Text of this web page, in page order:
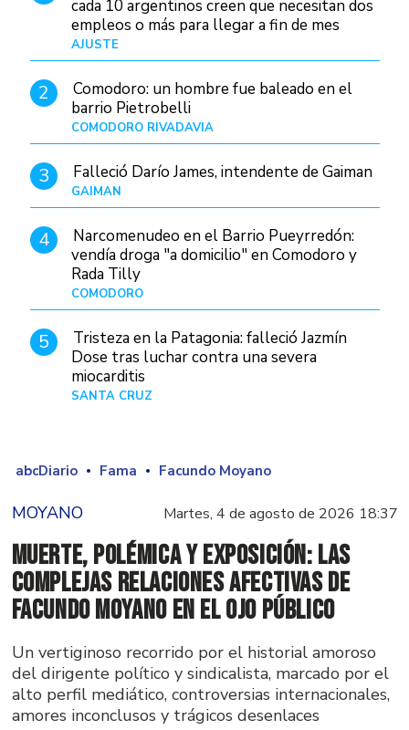
cada 10 argentinos creen que necesitan dos
empleos o más para llegar a fin de mes
AJUSTE
2
Comodoro: un hombre fue baleado en el
barrio Pietrobelli
COMODORO RIVADAVIA
3 Falleció Darío James, intendente de Gaiman
GAIMAN
4
Narcomenudeo en el Barrio Pueyrredón:
vendía droga "a domicilio" en Comodoro y
Rada Tilly
COMODORO
5
Tristeza en la Patagonia: falleció Jazmín
Dose tras luchar contra una severa
miocarditis
SANTA CRUZ
abcDiario Fama Facundo Moyano
MOYANO Martes, 4 de agosto de 2026 18:37
Muerte, polémica y exposición: las
complejas relaciones afectivas de
Facundo Moyano en el ojo público
Un vertiginoso recorrido por el historial amoroso
del dirigente político y sindicalista, marcado por el
alto perfil mediático, controversias internacionales,
amores inconclusos y trágicos desenlaces